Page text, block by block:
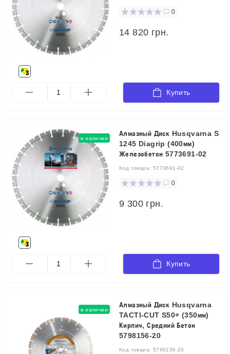
0
14 820 грн.
Купить
в наличии
Алмазный Диск Husqvarna S
1245 Diagrip (400мм)
Железобетон 5773691-02
Код товара: 5773691-02
0
9 300 грн.
Купить
в наличии
Алмазный Диск Husqvarna
TACTI-CUT S50+ (350мм)
Кирпич, Средний Бетон
5798156-20
Код товара: 5798156-20